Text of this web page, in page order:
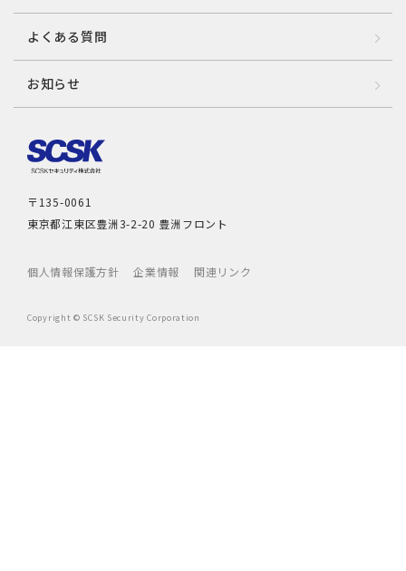
よくある質問
お知らせ
〒135-0061
東京都江東区豊洲3-2-20 豊洲フロント
個人情報保護方針 企業情報 関連リンク
Copyright © SCSK Security Corporation